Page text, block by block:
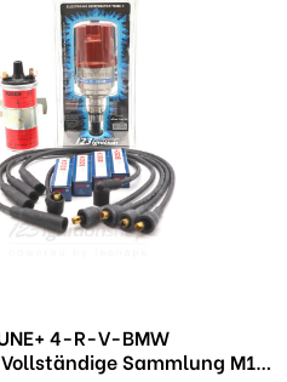
4-R-V-BMW
Sammlung M10